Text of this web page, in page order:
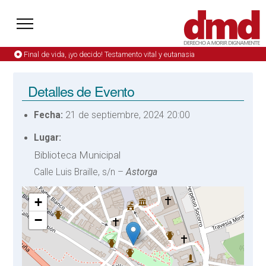
Final de vida, ¡yo decido! Testamento vital y eutanasia
Detalles de Evento
Fecha: 21 de septiembre, 2024 20:00
Lugar:
Biblioteca Municipal
Calle Luis Braille, s/n –Astorga
+
−